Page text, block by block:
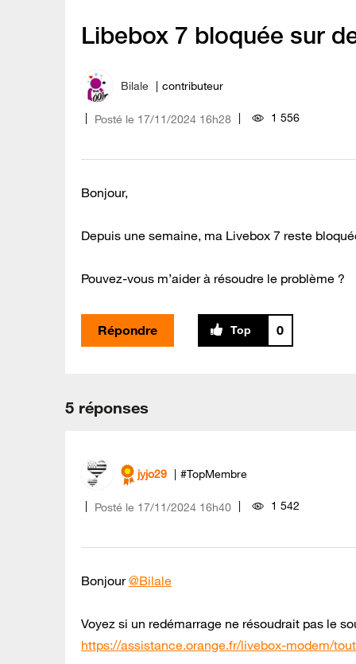
Libebox 7 bloquée sur
Bilale contributeur
Posté le ‎17/11/2024 16h28 1 556
Bonjour,
Depuis une semaine, ma Livebox 7 reste
Pouvez-vous m’aider à résoudre le problème ?
Répondre 0
5 réponses
jyjo29 #TopMembre
Posté le ‎17/11/2024 16h40 1 542
Bonjour@Bilale
Voyez si un redémarrage ne résoudrait pas le
https://assistance.orange.fr/livebox-modem/